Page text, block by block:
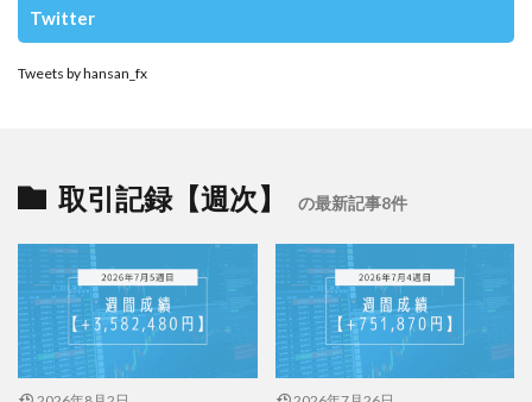
Twitter
Tweets by hansan_fx
取引記録【週次】 の最新記事8件